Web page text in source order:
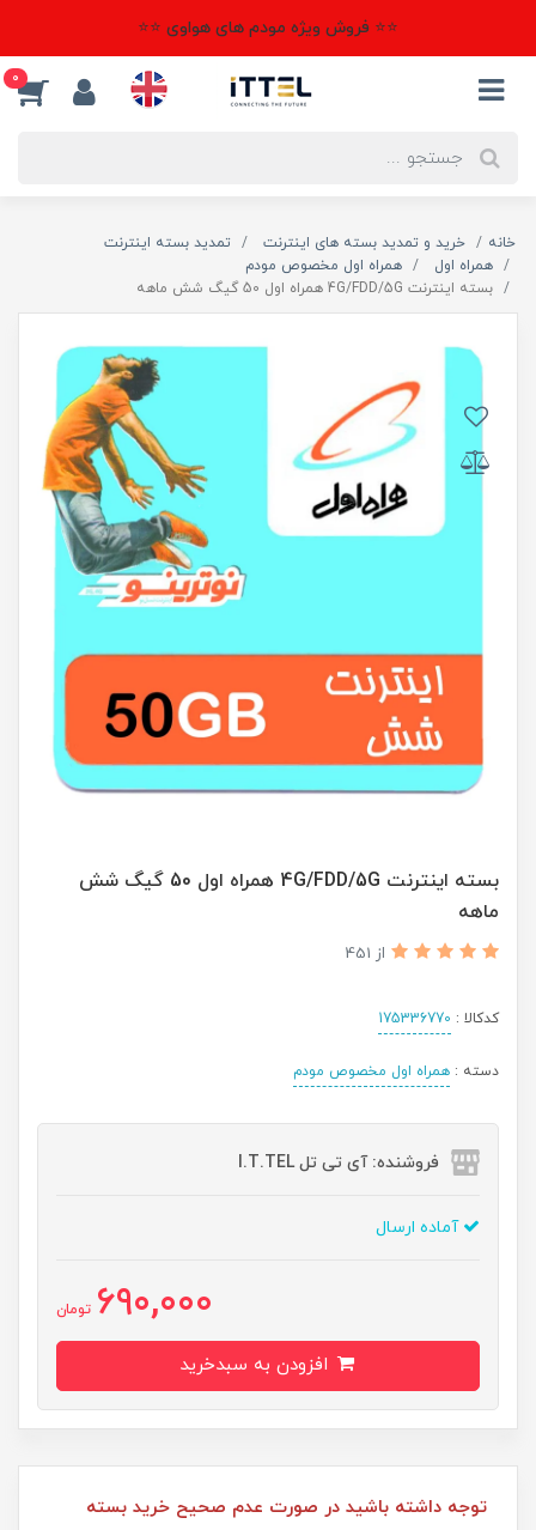
⭐⭐ فروش ویژه مودم های هواوی ⭐⭐
0
خانه خرید و تمدید بسته های اینترنت
تمدید بسته اینترنت
همراه اول
همراه اول مخصوص مودم
بسته اینترنت 4G/FDD/5G همراه اول 50 گیگ شش ماهه
بسته اینترنت 4G/FDD/5G همراه اول 50 گیگ شش
ماهه
از 451
کدکالا : 175336770
دسته : همراه اول مخصوص مودم
فروشنده: آی تی تل I.T.TEL
آماده ارسال
690,000 تومان
توجه داشته باشید در صورت عدم صحیح خرید بسته